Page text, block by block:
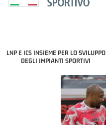
LNP E ICS INSIEME PER LO SVILUPPO
DEGLI IMPIANTI SPORTIVI